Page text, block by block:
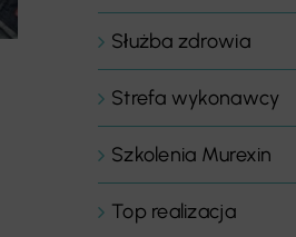
Służba zdrowia
Strefa wykonawcy
Szkolenia Murexin
Top realizacja